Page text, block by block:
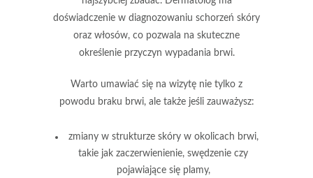
doświadczenie w diagnozowaniu schorzeń skóry
oraz włosów, co pozwala na skuteczne
określenie przyczyn wypadania brwi.
Warto umawiać się na wizytę nie tylko z
powodu braku brwi, ale także jeśli zauważysz:
zmiany w strukturze skóry w okolicach brwi,
takie jak zaczerwienienie, swędzenie czy
pojawiające się plamy,